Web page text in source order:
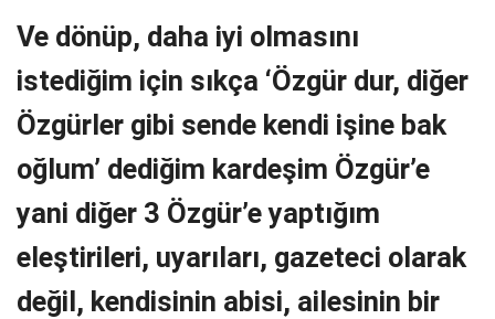
Ve dönüp, daha iyi olmasını
istediğim için sıkça ‘Özgür dur, diğer
Özgürler gibi sende kendi işine bak
oğlum’ dediğim kardeşim Özgür’e
yani diğer 3 Özgür’e yaptığım
eleştirileri, uyarıları, gazeteci olarak
değil, kendisinin abisi, ailesinin bir